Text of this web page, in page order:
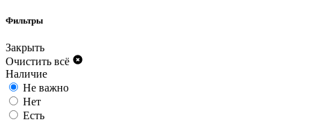
Фильтры
Закрыть
Очистить всё
Наличие
Не важно
Нет
Есть